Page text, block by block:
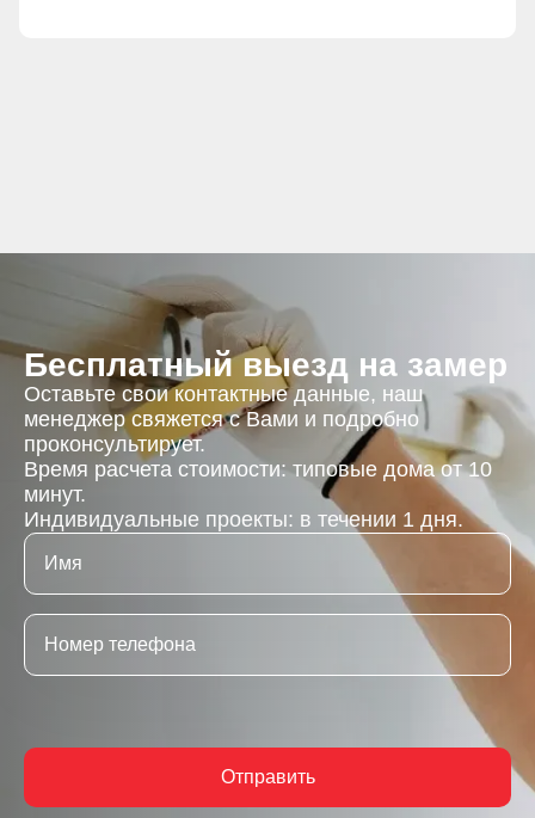
Бесплатный выезд на замер
Оставьте свои контактные данные, наш
менеджер свяжется с Вами и подробно
проконсультирует.
Время расчета стоимости: типовые дома от 10
минут.
Индивидуальные проекты: в течении 1 дня.
Отправить